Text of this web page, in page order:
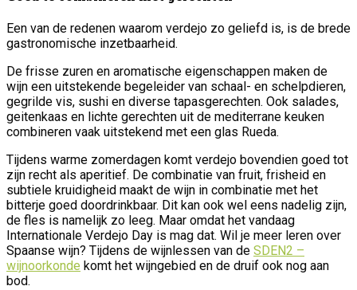
Een van de redenen waarom verdejo zo geliefd is, is de brede
gastronomische inzetbaarheid.
De frisse zuren en aromatische eigenschappen maken de
wijn een uitstekende begeleider van schaal- en schelpdieren,
gegrilde vis, sushi en diverse tapasgerechten. Ook salades,
geitenkaas en lichte gerechten uit de mediterrane keuken
combineren vaak uitstekend met een glas Rueda.
Tijdens warme zomerdagen komt verdejo bovendien goed tot
zijn recht als aperitief. De combinatie van fruit, frisheid en
subtiele kruidigheid maakt de wijn in combinatie met het
bitterje goed doordrinkbaar. Dit kan ook wel eens nadelig zijn,
de fles is namelijk zo leeg. Maar omdat het vandaag
Internationale Verdejo Day is mag dat. Wil je meer leren over
Spaanse wijn? Tijdens de wijnlessen van de SDEN2 –
wijnoorkonde komt het wijngebied en de druif ook nog aan
bod.